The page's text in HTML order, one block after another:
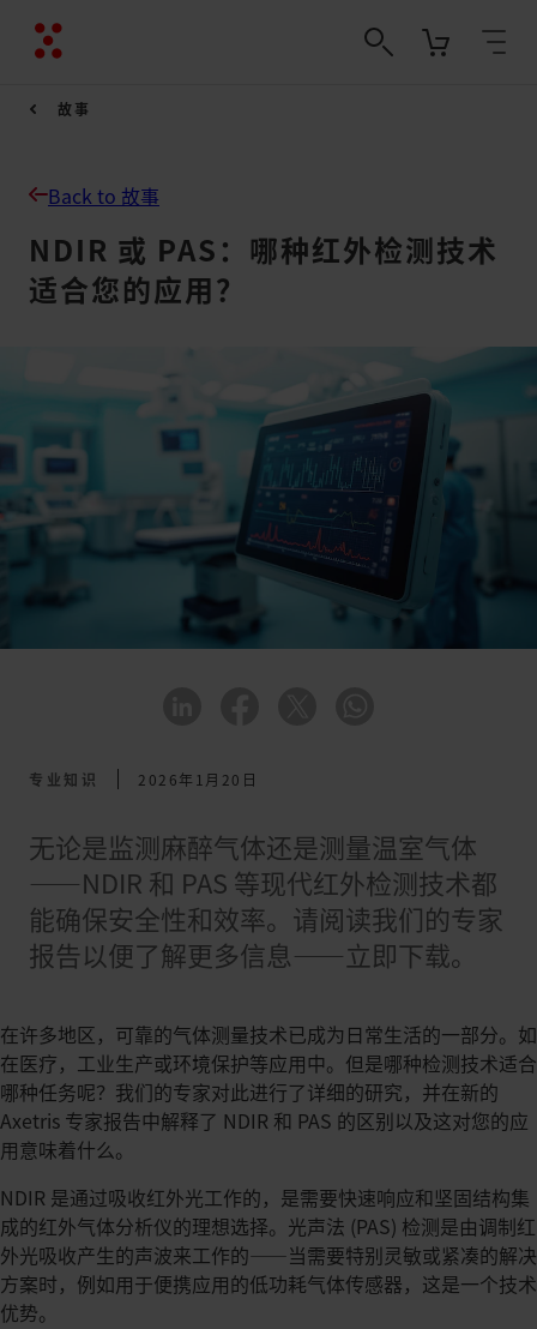
故事
Back to 故事
NDIR 或 PAS：哪种红外检测技术
适合您的应用？
专业知识 2026年1月20日
无论是监测麻醉气体还是测量温室气体
——NDIR 和 PAS 等现代红外检测技术都
能确保安全性和效率。请阅读我们的专家
报告以便了解更多信息——立即下载。
在许多地区，可靠的气体测量技术已成为日常生活的一部分。如
在医疗，工业生产或环境保护等应用中。但是哪种检测技术适合
哪种任务呢？我们的专家对此进行了详细的研究，并在新的
Axetris 专家报告中解释了 NDIR 和 PAS 的区别以及这对您的应
用意味着什么。
NDIR 是通过吸收红外光工作的，是需要快速响应和坚固结构集
成的红外气体分析仪的理想选择。光声法 (PAS) 检测是由调制红
外光吸收产生的声波来工作的——当需要特别灵敏或紧凑的解决
方案时，例如用于便携应用的低功耗气体传感器，这是一个技术
优势。